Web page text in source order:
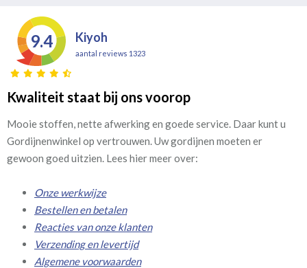
9.4 Kiyoh
aantal reviews 1323
Kwaliteit staat bij ons voorop
Mooie stoffen, nette afwerking en goede service. Daar kunt u
Gordijnenwinkel op vertrouwen. Uw gordijnen moeten er
gewoon goed uitzien. Lees hier meer over:
Onze werkwijze
Bestellen en betalen
Reacties van onze klanten
Verzending en levertijd
Algemene voorwaarden